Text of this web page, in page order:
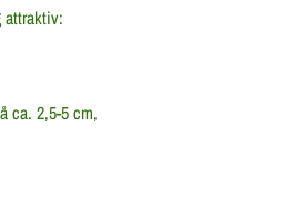
attraktiv:
ca. 2,5-5 cm,